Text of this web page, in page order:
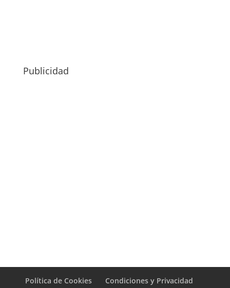
Publicidad
Política de Cookies
Condiciones y Privacidad